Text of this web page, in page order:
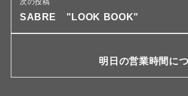
SABRE "LOOK BOOK"
明日の営業時間に